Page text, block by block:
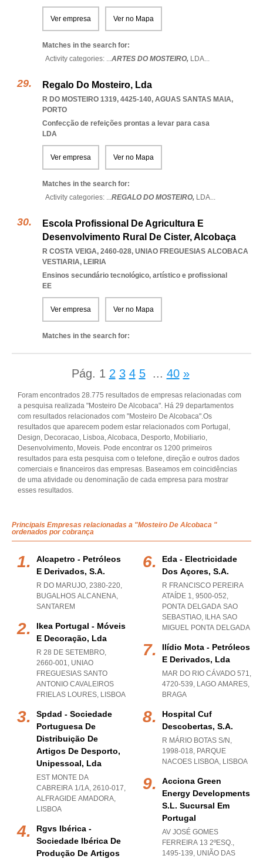
Ver empresa Ver no Mapa
Matches in the search for:
Activity categories: ...ARTES DO MOSTEIRO, LDA...
Regalo Do Mosteiro, Lda
R DO MOSTEIRO 1319, 4425-140, AGUAS SANTAS MAIA,
PORTO
Confecção de refeições prontas a levar para casa
LDA
Ver empresa Ver no Mapa
Matches in the search for:
Activity categories: ...REGALO DO MOSTEIRO, LDA...
Escola Profissional De Agricultura E
Desenvolvimento Rural De Cister, Alcobaça
R COSTA VEIGA, 2460-028, UNIAO FREGUESIAS ALCOBACA
VESTIARIA, LEIRIA
Ensinos secundário tecnológico, artístico e profissional
EE
Ver empresa Ver no Mapa
Matches in the search for:
Pág. 1 2 3 4 5 ... 40 »
Foram encontrados 28.775 resultados de empresas relacionadas com
a pesquisa realizada "Mosteiro De Alcobaca". Há 29 departamentos
com resultados relacionados com "Mosteiro De Alcobaca".Os
resultados que aparecem podem estar relacionados com Portugal,
Design, Decoracao, Lisboa, Alcobaca, Desporto, Mobiliario,
Desenvolvimento, Moveis. Pode encontrar os 1200 primeiros
resultados para esta pesquisa com o telefone, direção e outros dados
comerciais e financeiros das empresas. Baseamos em coincidências
de uma atividade ou denominação de cada empresa para mostrar
esses resultados.
Principais Empresas relacionadas a "Mosteiro De Alcobaca "
ordenados por cobrança
Alcapetro - Petróleos
E Derivados, S.a.
R DO MARUJO, 2380-220,
BUGALHOS ALCANENA,
SANTAREM
Ikea Portugal - Móveis
E Decoração, Lda
R 28 DE SETEMBRO,
2660-001, UNIAO
FREGUESIAS SANTO
ANTONIO CAVALEIROS
FRIELAS LOURES, LISBOA
Spdad - Sociedade
Portuguesa De
Distribuição De
Artigos De Desporto,
Unipessoal, Lda
EST MONTE DA
CABREIRA 1/1A, 2610-017,
ALFRAGIDE AMADORA,
LISBOA
Rgvs Ibérica -
Sociedade Ibérica De
Produção De Artigos
Eda - Electricidade
Dos Açores, S.a.
R FRANCISCO PEREIRA
ATAÍDE 1, 9500-052,
PONTA DELGADA SAO
SEBASTIAO, ILHA SAO
MIGUEL PONTA DELGADA
Ilídio Mota - Petróleos
E Derivados, Lda
MAR DO RIO CÁVADO 571,
4720-539, LAGO AMARES,
BRAGA
Hospital Cuf
Descobertas, S.a.
R MÁRIO BOTAS S/N,
1998-018, PARQUE
NACOES LISBOA, LISBOA
Acciona Green
Energy Developments
S.l. Sucursal Em
Portugal
AV JOSÉ GOMES
FERREIRA 13 2ºESQ.,
1495-139, UNIÃO DAS